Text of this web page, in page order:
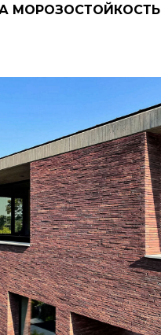
МОРОЗОСТОЙКОСТЬ